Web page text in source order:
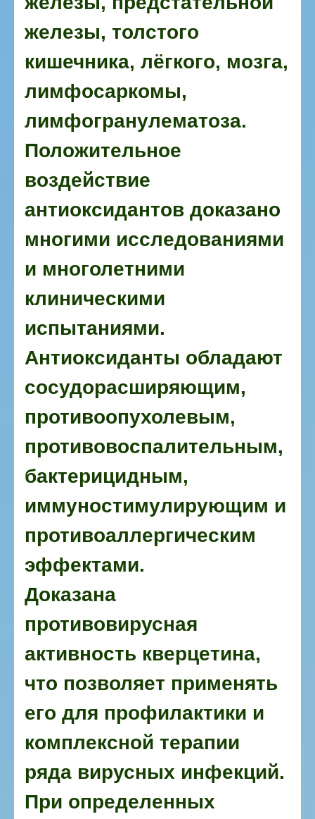
железы, толстого
кишечника, лёгкого, мозга,
лимфосаркомы,
лимфогранулематоза.
Положительное
воздействие
антиоксидантов доказано
многими исследованиями
и многолетними
клиническими
испытаниями.
Антиоксиданты обладают
сосудорасширяющим,
противоопухолевым,
противовоспалительным,
бактерицидным,
иммуностимулирующим и
противоаллергическим
эффектами.
Доказана
противовирусная
активность кверцетина,
что позволяет применять
его для профилактики и
комплексной терапии
ряда вирусных инфекций.
При определенных